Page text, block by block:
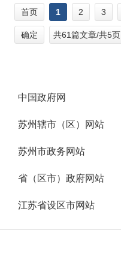
首页 1 2 3
确定 共61篇文章/共5页
中国政府网
苏州辖市（区）网站
苏州市政务网站
省（区市）政府网站
江苏省设区市网站